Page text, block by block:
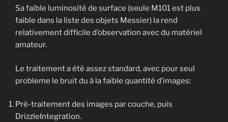
Sa faible luminosité de surface (seule M101 est plus
faible dans la liste des objets Messier) la rend
relativement difficile d’observation avec du matériel
amateur.
Le traitement a été assez standard, avec pour seul
probleme le bruit du à la faible quantité d’images:
Pré-traitement des images par couche, puis
DrizzleIntegration.